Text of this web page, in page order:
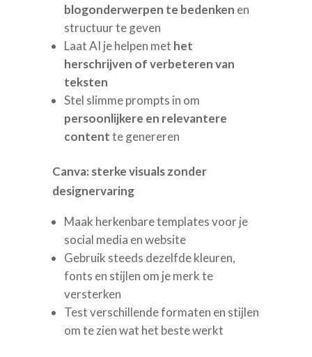
blogonderwerpen te bedenken en
structuur te geven
Laat AI je helpen met het
herschrijven of verbeteren van
teksten
Stel slimme prompts in om
persoonlijkere en relevantere
contentte genereren
Canva: sterke visuals zonder
designervaring
Maak herkenbare templates voor je
social media en website
Gebruik steeds dezelfde kleuren,
fonts en stijlen om je merk te
versterken
Test verschillende formaten en stijlen
om te zien wat het beste werkt